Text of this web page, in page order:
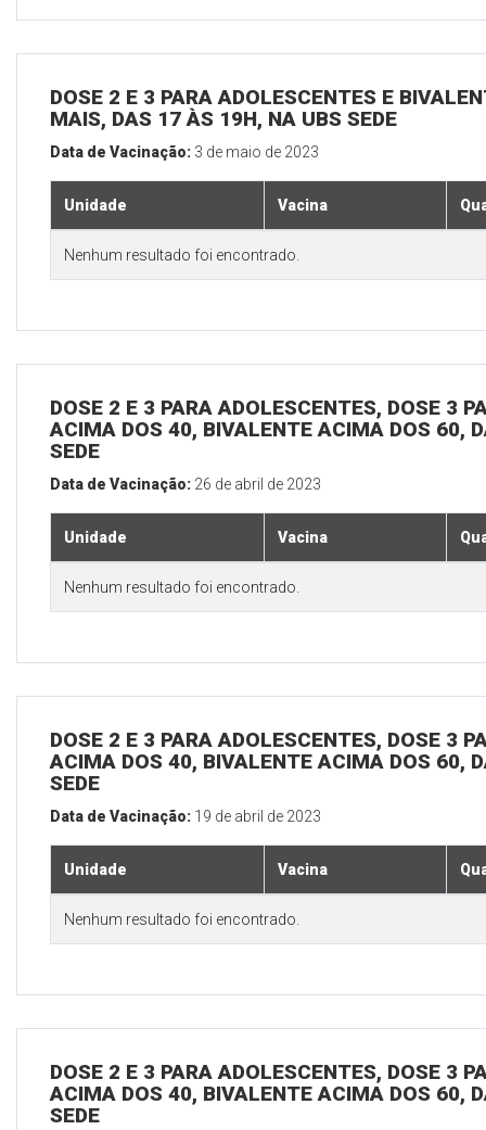
DOSE 2 E 3 PARA ADOLESCENTES E
MAIS, DAS 17 ÀS 19H, NA UBS SEDE
Data de Vacinação: 3 de maio de 2023
Unidade Vacina
Nenhum resultado foi encontrado.
DOSE 2 E 3 PARA ADOLESCENTES, DOSE 3
ACIMA DOS 40, BIVALENTE ACIMA DOS 60,
SEDE
Data de Vacinação: 26 de abril de 2023
Unidade Vacina
Nenhum resultado foi encontrado.
DOSE 2 E 3 PARA ADOLESCENTES, DOSE 3
ACIMA DOS 40, BIVALENTE ACIMA DOS 60,
SEDE
Data de Vacinação: 19 de abril de 2023
Unidade Vacina
Nenhum resultado foi encontrado.
DOSE 2 E 3 PARA ADOLESCENTES, DOSE 3
ACIMA DOS 40, BIVALENTE ACIMA DOS 60,
SEDE